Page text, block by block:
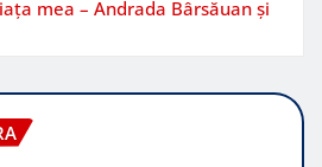
mea – Andrada Bârsăuan și